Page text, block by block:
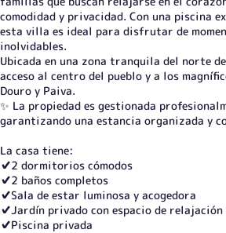
comodidad y privacidad. Con una piscina
esta villa es ideal para disfrutar de
inolvidables.
Ubicada en una zona tranquila del norte
acceso al centro del pueblo y a los
Douro y Paiva.
✨ La propiedad es gestionada
garantizando una estancia organizada y
La casa tiene:
✔️2 dormitorios cómodos
✔️2 baños completos
✔️Sala de estar luminosa y acogedora
✔️Jardín privado con espacio de relajación
✔️Piscina privada